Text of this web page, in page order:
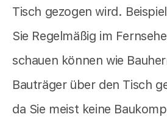
Tisch gezogen wird.
Sie Regelmäßig im
schauen können wie
Bauträger über den Tisch
da Sie meist keine